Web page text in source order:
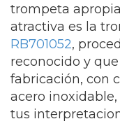
trompeta
atractiva es la
RB701052,
reconocido y
fabricación, con
acero
tus